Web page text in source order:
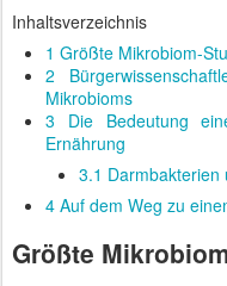
Inhaltsverzeichnis
1 Größte Mikrobiom-
2
Mikrobioms
3 Die Bedeutung
Ernährung
3.1 Darmbakterien
4 Auf dem Weg zu
Größte